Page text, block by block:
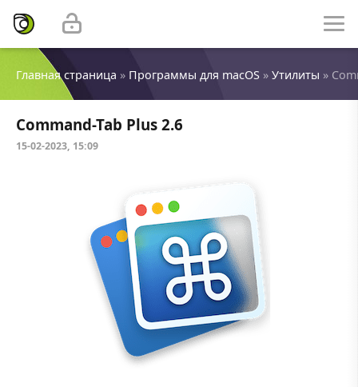
Главная страница » Программы для macOS » Утилиты »
Command-Tab Plus 2.6
15-02-2023, 15:09